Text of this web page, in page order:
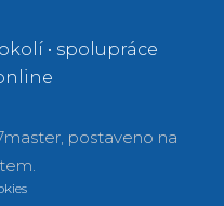
• spolupráce
postaveno na